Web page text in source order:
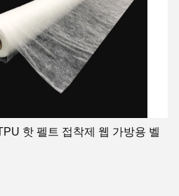
핫 펠트 접착제 웹 가방용 벨